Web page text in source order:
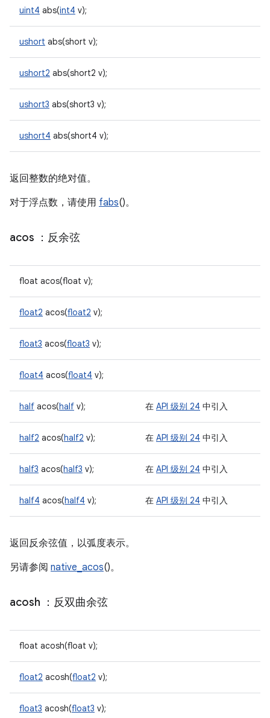
uint4 abs(int4 v);
ushort abs(short v);
ushort2 abs(short2 v);
ushort3 abs(short3 v);
ushort4 abs(short4 v);
返回整数的绝对值。
对于浮点数，请使用 fabs()。
acos ：反余弦
float acos(float v);
float2 acos(float2 v);
float3 acos(float3 v);
float4 acos(float4 v);
half acos(half v); 在 API 级别 24 中引入
half2 acos(half2 v); 在 API 级别 24 中引入
half3 acos(half3 v); 在 API 级别 24 中引入
half4 acos(half4 v); 在 API 级别 24 中引入
返回反余弦值，以弧度表示。
另请参阅 native_acos()。
acosh ：反双曲余弦
float acosh(float v);
float2 acosh(float2 v);
float3 acosh(float3 v);